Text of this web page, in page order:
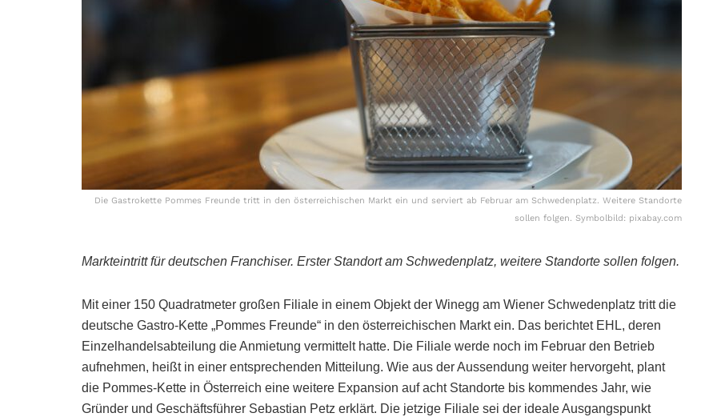
Die Gastrokette Pommes Freunde tritt in den österreichischen Markt ein und serviert ab Februar am Schwedenplatz. Weitere Standorte
sollen folgen. Symbolbild: pixabay.com
Markteintritt für deutschen Franchiser. Erster Standort am Schwedenplatz, weitere Standorte sollen folgen.
Mit einer 150 Quadratmeter großen Filiale in einem Objekt der Winegg am Wiener Schwedenplatz tritt die
deutsche Gastro-Kette „Pommes Freunde“ in den österreichischen Markt ein. Das berichtet EHL, deren
Einzelhandelsabteilung die Anmietung vermittelt hatte. Die Filiale werde noch im Februar den Betrieb
aufnehmen, heißt in einer entsprechenden Mitteilung. Wie aus der Aussendung weiter hervorgeht, plant
die Pommes-Kette in Österreich eine weitere Expansion auf acht Standorte bis kommendes Jahr, wie
Gründer und Geschäftsführer Sebastian Petz erklärt. Die jetzige Filiale sei der ideale Ausgangspunkt